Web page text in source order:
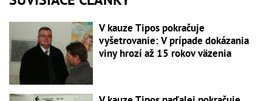
V kauze Tipos pokračuje
vyšetrovanie: V prípade dokázania
viny hrozí až 15 rokov väzenia